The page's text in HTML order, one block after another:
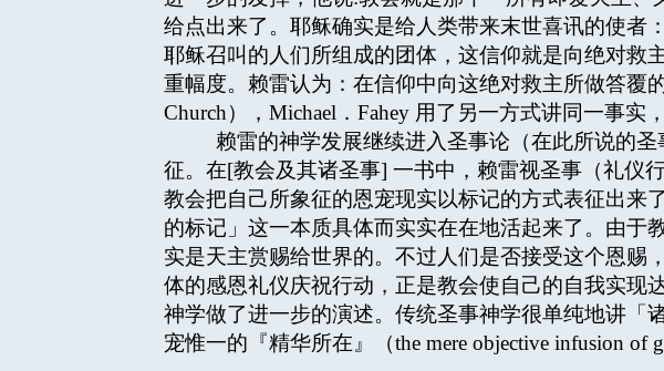
给点出来了。耶稣确实是给人类带来末世喜讯的使者
耶稣召叫的人们所组成的团体，这信仰就是向绝对救
重幅度。赖雷认为：在信仰中向这绝对救主所做答覆
Church），Michael．Fahey 用了另一方式讲同一事实
赖雷的神学发展继续进入圣事论（在此所说的
征。在[教会及其诸圣事] 一书中，赖雷视圣事（礼仪
教会把自己所象征的恩宠现实以标记的方式表征出来
的标记」这一本质具体而实实在在地活起来了。由于
实是天主赏赐给世界的。不过人们是否接受这个恩赐
体的感恩礼仪庆祝行动，正是教会使自己的自我实现
神学做了进一步的演述。传统圣事神学很单纯地讲「
宠惟一的『精华所在』（the mere objective infusion